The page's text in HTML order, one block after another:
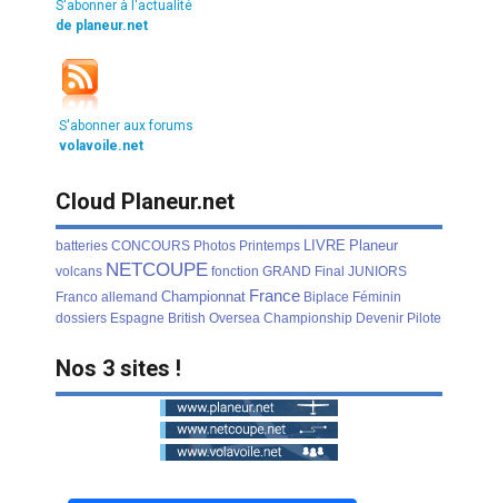
S'abonner à l'actualité
de planeur.net
S'abonner aux forums
volavoile.net
Cloud Planeur.net
batteries CONCOURS Photos Printemps LIVRE Planeur
volcans NETCOUPE fonction GRAND Final JUNIORS
Franco allemand Championnat France Biplace Féminin
dossiers Espagne British Oversea Championship Devenir Pilote
Nos 3 sites !